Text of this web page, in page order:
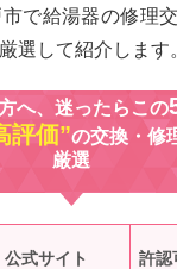
で給湯器の修理
選して紹介します
へ、迷ったらこの
評価”の交換・修
厳選
公式サイト 許認